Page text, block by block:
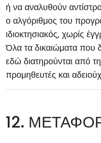
ή να αναλυθούν
ο αλγόριθμος του
ιδιοκτησιακός, χωρίς
Όλα τα δικαιώματα που
εδώ διατηρούνται από
προμηθευτές και
12.